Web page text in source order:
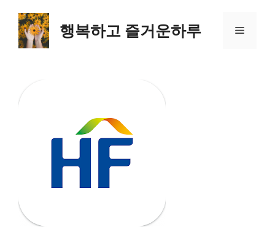
행복하고 즐거운하루 메